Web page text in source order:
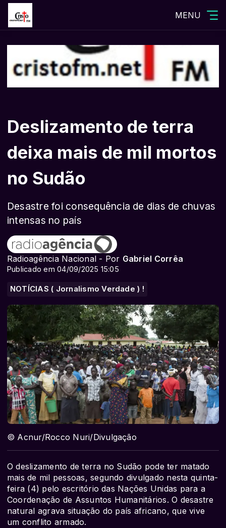
MENU
Deslizamento de terra
deixa mais de mil mortos
no Sudão
Desastre foi consequência de dias de chuvas
intensas no país
Radioagência Nacional - Por Gabriel Corrêa
Publicado em 04/09/2025 15:05
NOTÍCIAS ( Jornalismo Verdade ) !
© Acnur/Rocco Nuri/Divulgação
O deslizamento de terra no Sudão pode ter matado
mais de mil pessoas, segundo divulgado nesta quinta-
feira (4) pelo escritório das Nações Unidas para a
Coordenação de Assuntos Humanitários. O desastre
natural agrava situação do país africano, que vive
um conflito armado.